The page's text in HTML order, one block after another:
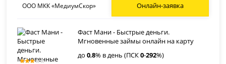
ООО МКК «МедиумСкор» Онлайн-заявка
Фаст Мани - Быстрые деньги.
Мгновенные займы онлайн на карту
до0,8% в день (ПСК0-292%)